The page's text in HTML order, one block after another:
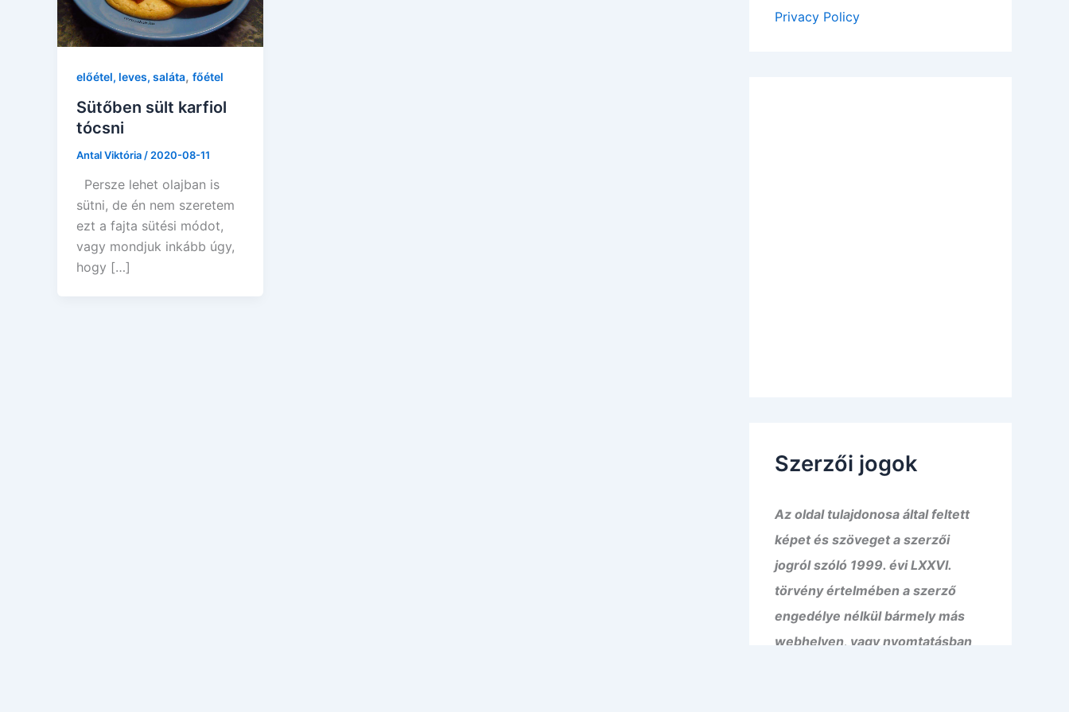
előétel, leves, saláta, főétel
Sütőben sült karfiol
tócsni
Antal Viktória / 2020-08-11
Persze lehet olajban is
sütni, de én nem szeretem
ezt a fajta sütési módot,
vagy mondjuk inkább úgy,
hogy […]
Privacy Policy
Szerzői jogok
Az oldal tulajdonosa által feltett
képet és szöveget a szerzői
jogról szóló 1999. évi LXXVI.
törvény értelmében a szerző
engedélye nélkül bármely más
webhelyen, vagy nyomtatásban